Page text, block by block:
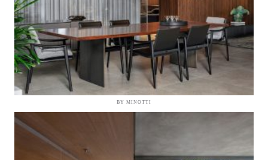
BY MINOTTI